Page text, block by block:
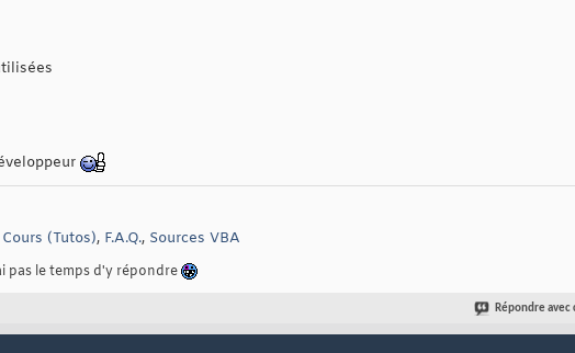
Cours (Tutos), F.A.Q., Sources VBA
pas le temps d'y répondre
Répondre